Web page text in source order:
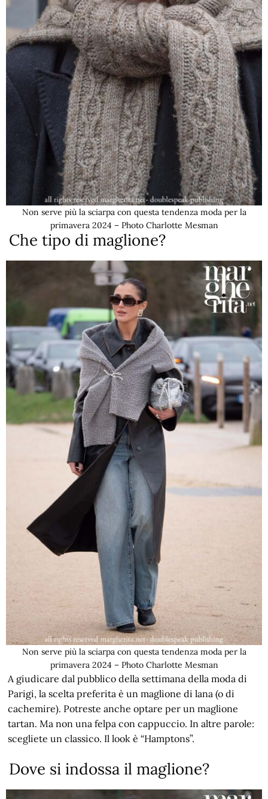
Non serve più la sciarpa con questa tendenza moda per la
primavera 2024 – Photo Charlotte Mesman
Che tipo di maglione?
Non serve più la sciarpa con questa tendenza moda per la
primavera 2024 – Photo Charlotte Mesman
A giudicare dal pubblico della settimana della moda di
Parigi, la scelta preferita è un maglione di lana (o di
cachemire). Potreste anche optare per un maglione
tartan. Ma non una felpa con cappuccio. In altre parole:
scegliete un classico. Il look è “Hamptons”.
Dove si indossa il maglione?